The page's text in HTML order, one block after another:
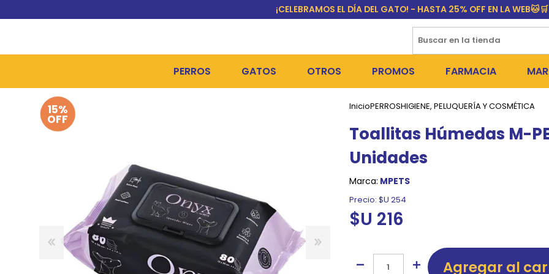
¡CELEBRAMOS EL DÍA DEL GATO! - HASTA 25% OFF EN LA WEB🐱🛒
PERROS
CAMAS Y CASETAS
BOLSOS Y TRANSPORTADORAS
BOLSAS PARA MATERIA
COLLARES, ARNESES Y CORREAS
GATOS
ALIMENTOS HÚMEDOS Y SNACKS
COMEDEROS Y BEBEDEROS
JUGUETES Y RASCADORES
COLLARES Y ACCESORIOS
OTROS PROMOS
GATOS
OUTLET
FARMACIA
MEDICAMENTOS
PULGUICIDAS Y
15%
OFF
InicioPERROSHIGIENE, PELUQUERÍA Y COSMÉTICA
Toallitas Húmedas M-
Unidades
Marca: MPETS
Precio: $U 254
$U 216
Agregar al